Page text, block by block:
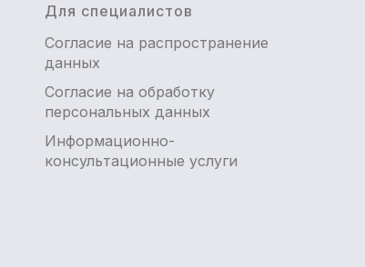
Для специалистов
Согласие на распространение
данных
Согласие на обработку
персональных данных
Информационно-
консультационные услуги